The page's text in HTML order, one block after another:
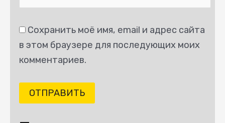
Сохранить моё имя, email и адрес сайта
в этом браузере для последующих моих
комментариев.